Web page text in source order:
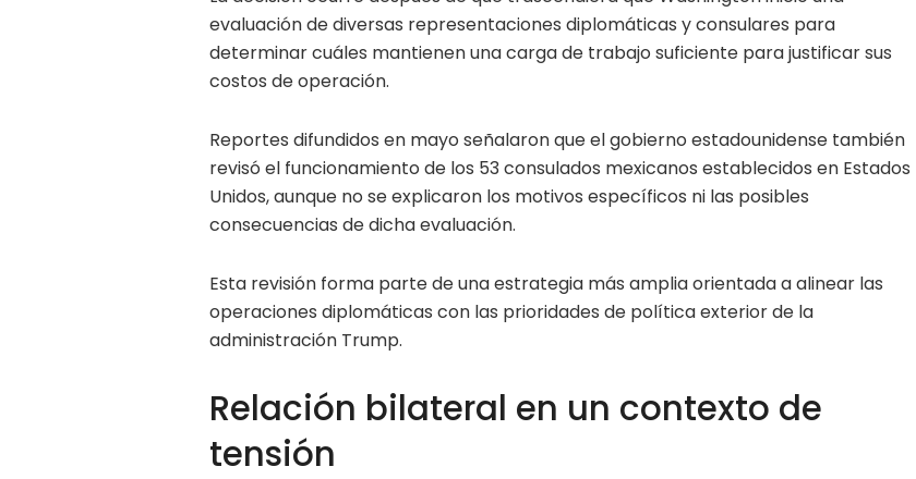
evaluación de diversas representaciones diplomáticas y consulares para
determinar cuáles mantienen una carga de trabajo suficiente para justificar sus
costos de operación.
Reportes difundidos en mayo señalaron que el gobierno estadounidense también
revisó el funcionamiento de los 53 consulados mexicanos establecidos en Estados
Unidos, aunque no se explicaron los motivos específicos ni las posibles
consecuencias de dicha evaluación.
Esta revisión forma parte de una estrategia más amplia orientada a alinear las
operaciones diplomáticas con las prioridades de política exterior de la
administración Trump.
Relación bilateral en un contexto de
tensión